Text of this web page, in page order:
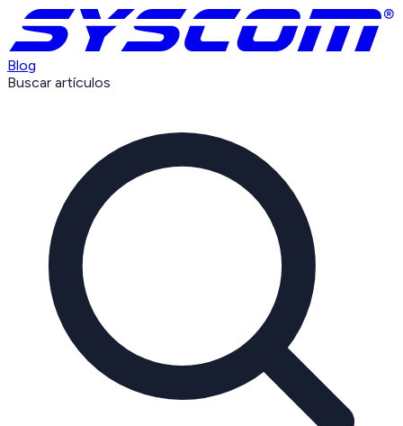
Blog
Buscar artículos